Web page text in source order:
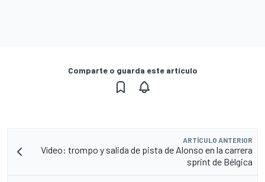
Comparte o guarda este artículo
ARTÍCULO ANTERIOR
Vídeo: trompo y salida de pista de Alonso en la carrera
sprint de Bélgica